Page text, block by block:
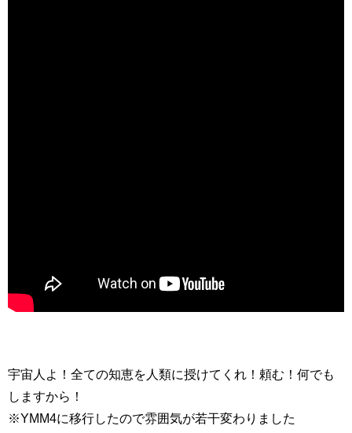
宇宙人よ！全ての知恵を人類に授けてくれ！頼む！何でも
しますから！
※YMM4に移行したので雰囲気が若干変わりました